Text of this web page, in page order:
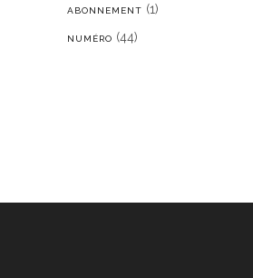
ABONNEMENT (1)
NUMÉRO (44)